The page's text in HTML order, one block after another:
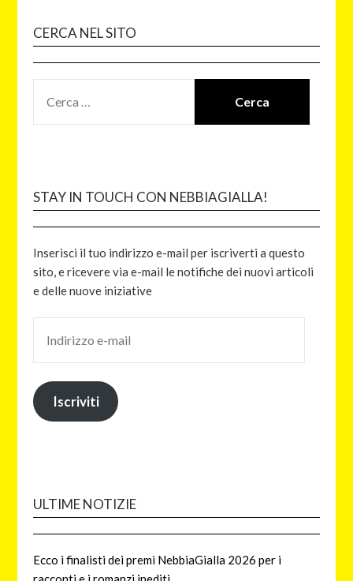
CERCA NEL SITO
STAY IN TOUCH CON NEBBIAGIALLA!
Inserisci il tuo indirizzo e-mail per iscriverti a questo
sito, e ricevere via e-mail le notifiche dei nuovi articoli
e delle nuove iniziative
Iscriviti
ULTIME NOTIZIE
Ecco i finalisti dei premi NebbiaGialla 2026 per i